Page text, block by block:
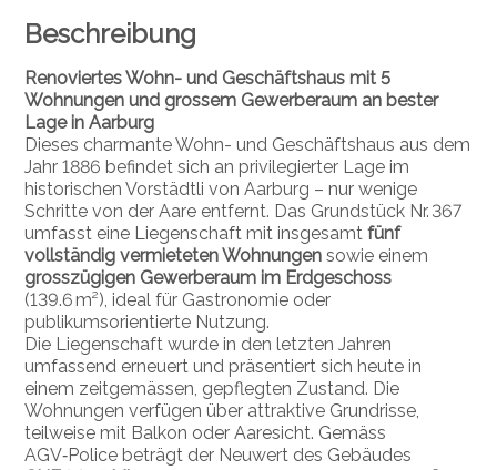
Beschreibung
Renoviertes Wohn- und Geschäftshaus mit 5
Wohnungen und grossem Gewerberaum an bester
Lage in Aarburg
Dieses charmante Wohn- und Geschäftshaus aus dem
Jahr 1886 befindet sich an privilegierter Lage im
historischen Vorstädtli von Aarburg – nur wenige
Schritte von der Aare entfernt. Das Grundstück Nr. 367
umfasst eine Liegenschaft mit insgesamtfünf
vollständig vermieteten Wohnungen sowie einem
grosszügigen Gewerberaum im Erdgeschoss
(139.6 m²), ideal für Gastronomie oder
publikumsorientierte Nutzung.
Die Liegenschaft wurde in den letzten Jahren
umfassend erneuert und präsentiert sich heute in
einem zeitgemässen, gepflegten Zustand. Die
Wohnungen verfügen über attraktive Grundrisse,
teilweise mit Balkon oder Aaresicht. Gemäss
AGV‑Police beträgt der Neuwert des Gebäudes